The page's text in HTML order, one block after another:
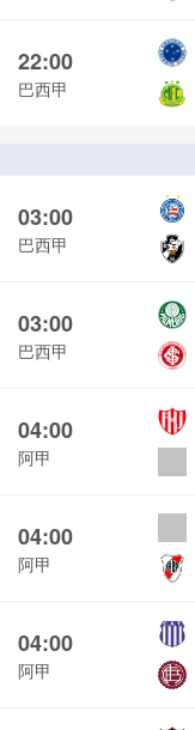
22:00
巴西甲
03:00
巴西甲
03:00
巴西甲
04:00
阿甲
04:00
阿甲
04:00
阿甲